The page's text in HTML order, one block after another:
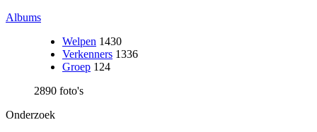
Albums
Welpen 1430
Verkenners 1336
Groep 124
2890 foto's
Onderzoek